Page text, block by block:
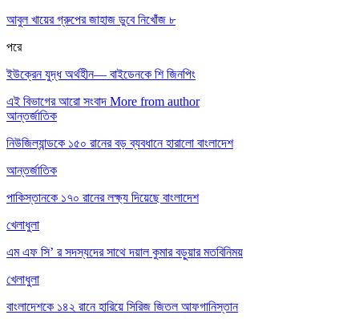
আবুল খায়ের গ্রুপের জাহাজ ডুবে নিখোঁজ ৮
পরে
ইউক্রেন যুদ্ধ অর্থহীন— বাইডেনকে শি জিনপিং
এই বিভাগের আরো সংবাদ More from author
আন্তর্জাতিক
নিউজিল্যান্ডকে ১৫০ রানের বড় ব্যবধানে হারালো বাংলাদেশ
আন্তর্জাতিক
পাকিস্তানকে ১৭০ রানের লক্ষ্য দিয়েছে বাংলাদেশ
খেলাধুলা
এম এফ সি’ র সদস্যদের সাথে দয়াল কুমার বড়ুয়ার মতবিনিময়
খেলাধুলা
বাংলাদেশকে ১৪২ রানে হারিয়ে সিরিজ জিতল আফগানিস্তান